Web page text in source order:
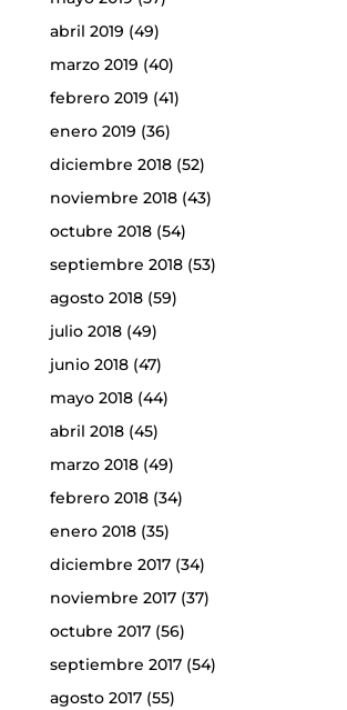
abril 2019 (49)
marzo 2019 (40)
febrero 2019 (41)
enero 2019 (36)
diciembre 2018(52)
noviembre 2018(43)
octubre 2018(54)
septiembre 2018(53)
agosto 2018(59)
julio 2018(49)
junio 2018(47)
mayo 2018(44)
abril 2018(45)
marzo 2018(49)
febrero 2018(34)
enero 2018(35)
diciembre 2017(34)
noviembre 2017(37)
octubre 2017(56)
septiembre 2017(54)
agosto 2017(55)